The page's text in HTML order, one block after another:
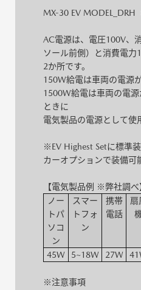
MX-30 EV MODEL_DRH
AC電源は、電圧100V、
ソール前側）と消費電
2か所です。
150W給電は車両の電源
1500W給電は車両の電
ときに
電気製品の電源として使
※EV Highest Setに標準
カーオプションで装備可
【電気製品例 ※弊社調べ
ノー
トパ
ソコ
ン
スマー
トフォ
ン
携帯
電話
扇
45W 5~18W 27W
※注意事項